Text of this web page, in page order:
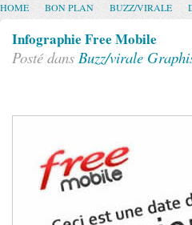
HOME BON PLAN BUZZ/VIRALE
Infographie Free Mobile
Posté dans Buzz/virale